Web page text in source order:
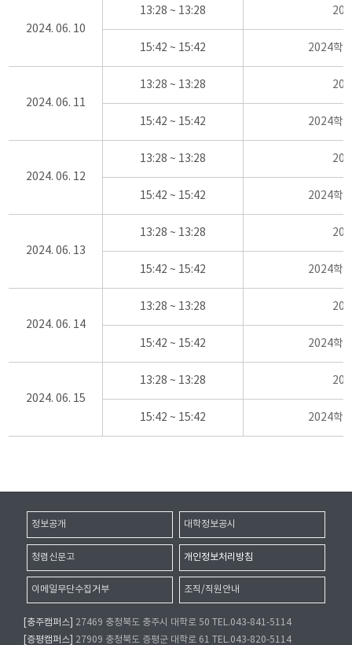
2024. 06. 10
13:28 ~ 13:28
15:42 ~ 15:42 2024학
2024. 06. 11
13:28 ~ 13:28
15:42 ~ 15:42 2024학
2024. 06. 12
13:28 ~ 13:28
15:42 ~ 15:42 2024학
2024. 06. 13
13:28 ~ 13:28
15:42 ~ 15:42 2024학
2024. 06. 14
13:28 ~ 13:28
15:42 ~ 15:42 2024학
2024. 06. 15
13:28 ~ 13:28
15:42 ~ 15:42 2024학
정보공개 대학정보공시
청렴신문고 개인정보처리방침
이메일무단수집거부 조직/직원안내
[충주캠퍼스]
27469 충청북도 충주시 대학로 50 TEL.043-841-5114
[증평캠퍼스]
27909 충청북도 증평군 대학로 61 TEL.043-820-5114